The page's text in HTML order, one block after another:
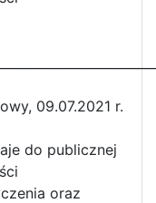
09.07.2021 r.
do publicznej
oraz